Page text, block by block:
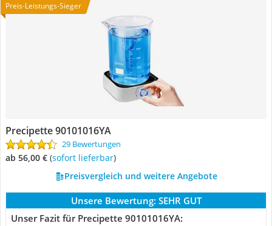
Preis-Leistungs-Sieger
Precipette 90101016YA
29 Bewertungen
ab 56,00 € ( Sofort lieferbar)
Preisvergleich und weitere Angebote
Unsere Bewertung: SEHR GUT
Unser Fazit für Precipette 90101016YA: